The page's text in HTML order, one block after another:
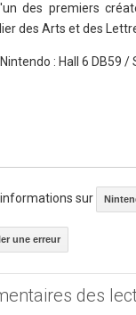
des premiers
des Arts et des
: Hall 6 DB59 /
sur
une erreur
des